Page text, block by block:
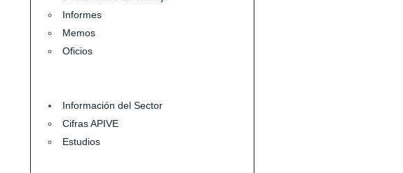
Informes
Memos
Oficios
Información del Sector
Cifras APIVE
Estudios